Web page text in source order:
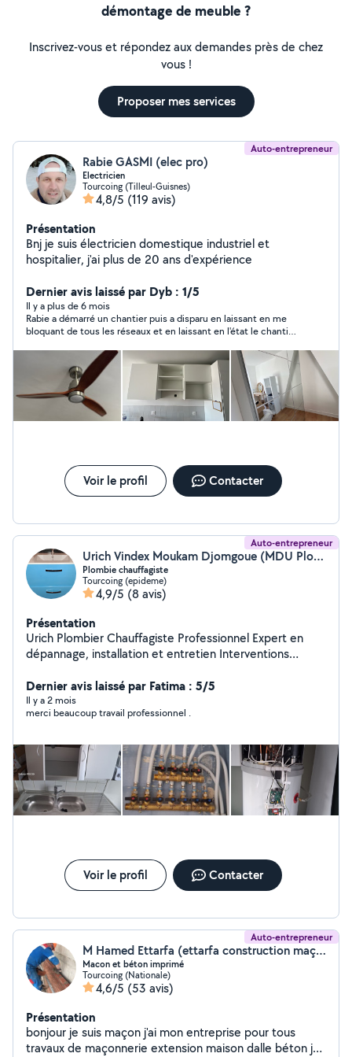
démontage de meuble ?
Inscrivez-vous et répondez aux demandes près de chez
vous !
Proposer mes services
Auto-entrepreneur
Rabie GASMI (elec pro)
Electricien
Tourcoing (Tilleul-Guisnes)
4,8/5 (119 avis)
Présentation
Bnj je suis électricien domestique industriel et
hospitalier, j'ai plus de 20 ans d'expérience
Dernier avis laissé par Dyb : 1/5
Il y a plus de 6 mois
Rabie a démarré un chantier puis a disparu en laissant en me
bloquant de tous les réseaux et en laissant en l'état le chantier.
Voir le profil Contacter
Auto-entrepreneur
Urich Vindex Moukam Djomgoue (MDU Plombier)
Plombie chauffagiste
Tourcoing (epideme)
4,9/5 (8 avis)
Présentation
Urich Plombier Chauffagiste Professionnel Expert en
dépannage, installation et entretien Interventions
Déplacement dans tout le Nord
Dernier avis laissé par Fatima : 5/5
Il y a 2 mois
merci beaucoup travail professionnel .
Voir le profil Contacter
Auto-entrepreneur
M Hamed Ettarfa (ettarfa construction maçonnerie)
Macon et béton imprimé
Tourcoing (Nationale)
4,6/5 (53 avis)
Présentation
bonjour je suis maçon j'ai mon entreprise pour tous
travaux de maçonnerie extension maison dalle béton je